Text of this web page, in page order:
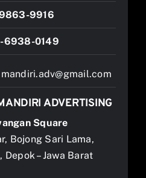
9916
6938-0149
ADVERTISING
Square
Bojong Sari Lama,
Depok – Jawa Barat